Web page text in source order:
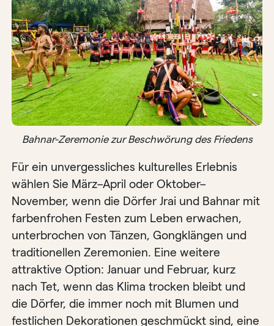
Bahnar-Zeremonie zur Beschwörung des Friedens
Für ein unvergessliches kulturelles Erlebnis
wählen Sie März–April oder Oktober–
November, wenn die Dörfer Jrai und Bahnar mit
farbenfrohen Festen zum Leben erwachen,
unterbrochen von Tänzen, Gongklängen und
traditionellen Zeremonien. Eine weitere
attraktive Option: Januar und Februar, kurz
nach Tet, wenn das Klima trocken bleibt und
die Dörfer, die immer noch mit Blumen und
festlichen Dekorationen geschmückt sind, eine